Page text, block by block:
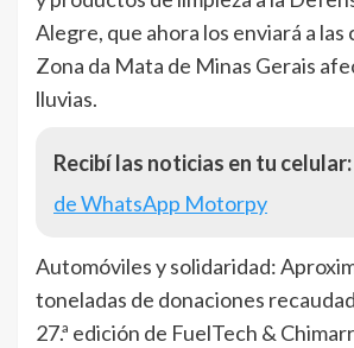
Alegre, que ahora los enviará a las
Zona da Mata de Minas Gerais
lluvias.
Recibí las noticias en tu celular:
de WhatsApp Motorpy
Automóviles y solidaridad:
toneladas de donaciones
27.ª edición de FuelTech &